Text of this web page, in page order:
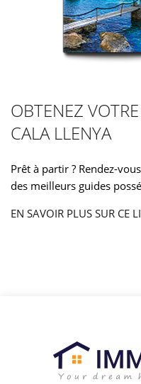
OBTENEZ
CALA LLENYA
Prêt à partir ? Rendez-
des meilleurs guides
EN SAVOIR PLUS SUR CE